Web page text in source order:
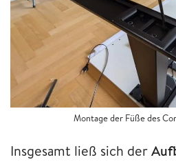
Montage der Füße des
Insgesamt ließ sich der